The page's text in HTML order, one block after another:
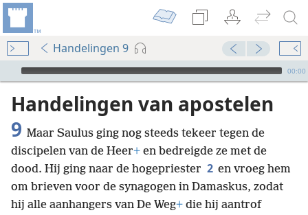
Handelingen 9
Audio Player
00:00
Handelingen van apostelen
9 Maar Saulus ging nog steeds tekeer tegen de
discipelen van de Heer+ en bedreigde ze met de
dood. Hij ging naar de hogepriester 2 en vroeg hem
om brieven voor de synagogen in Damaskus, zodat
hij alle aanhangers van De Weg+ die hij aantrof